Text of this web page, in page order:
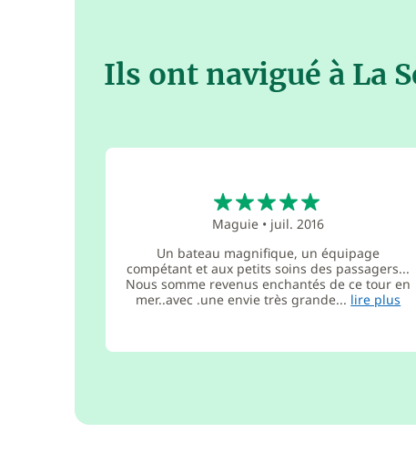
Ils ont navigué à La
Maguie • juil. 2016
Un bateau magnifique, un équipage
compétant et aux petits soins des passagers...
Nous somme revenus enchantés de ce tour en
mer..avec .une envie très grande... lire plus